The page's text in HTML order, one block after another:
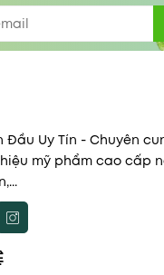
Đầu Uy Tín - Chuyên
mỹ phẩm cao cấp